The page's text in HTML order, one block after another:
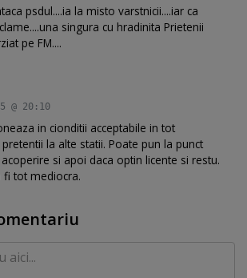
psdul....ia la misto varstnicii....iar ca
singura cu hradinita Prietenii
pe FM....
@ 20:10
in cionditii acceptabile in tot
la alte statii. Poate pun la punct
si apoi daca optin licente si restu.
fi tot mediocra.